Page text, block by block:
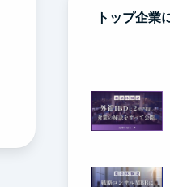
トップ企業